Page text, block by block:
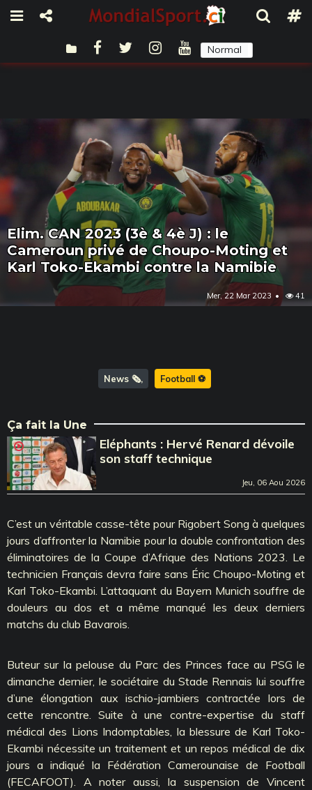
Normal
Elim. CAN 2023 (3è & 4è J) : le
Cameroun privé de Choupo-Moting et
Karl Toko-Ekambi contre la Namibie
Mer, 22 Mar 2023 41
News 🗞️ Football ⚽️
Ça fait la Une
Eléphants : Hervé Renard dévoile
son staff technique
Jeu, 06 Aou 2026
C’est un véritable casse-tête pour Rigobert Song à quelques
jours d’affronter la Namibie pour la double confrontation des
éliminatoires de la Coupe d’Afrique des Nations 2023. Le
technicien Français devra faire sans Éric Choupo-Moting et
Karl Toko-Ekambi. L’attaquant du Bayern Munich souffre de
douleurs au dos et a même manqué les deux derniers
matchs du club Bavarois.
Buteur sur la pelouse du Parc des Princes face au PSG le
dimanche dernier, le sociétaire du Stade Rennais lui souffre
d’une élongation aux ischio-jambiers contractée lors de
cette rencontre. Suite à une contre-expertise du staff
médical des Lions Indomptables, la blessure de Karl Toko-
Ekambi nécessite un traitement et un repos médical de dix
jours a indiqué la Fédération Camerounaise de Football
(FECAFOOT). A noter aussi, la suspension de Vincent